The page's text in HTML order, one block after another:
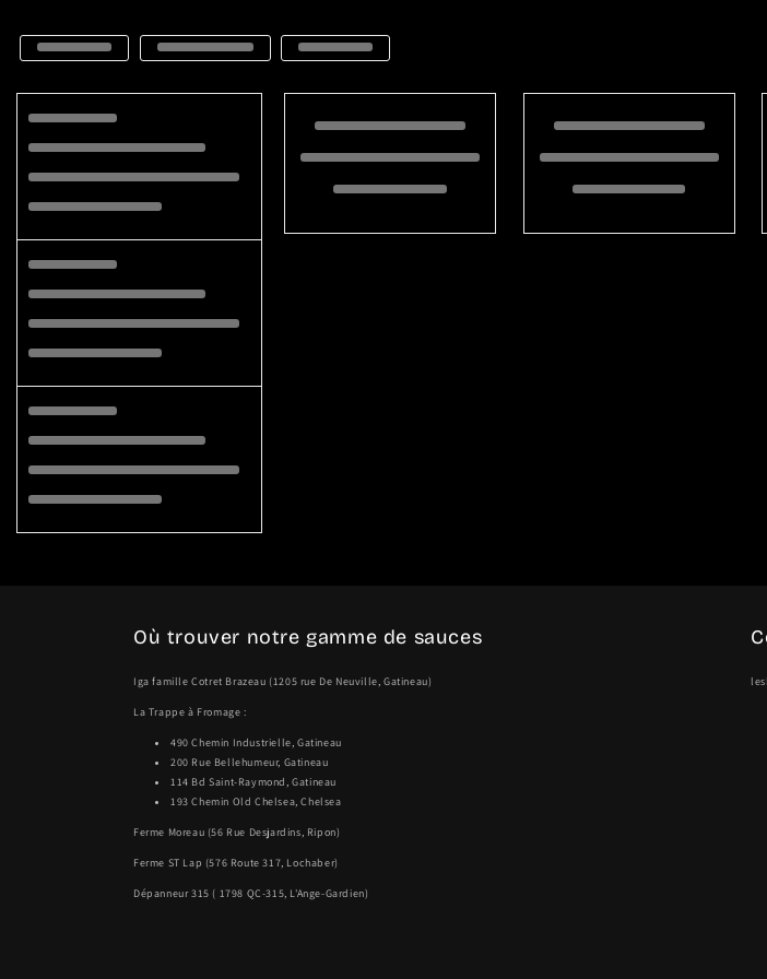
Où trouver notre gamme de sauces
Iga famille Cotret Brazeau (1205 rue De Neuville, Gatineau)
La Trappe à Fromage :
490 Chemin Industrielle, Gatineau
200 Rue Bellehumeur, Gatineau
114 Bd Saint-Raymond, Gatineau
193 Chemin Old Chelsea, Chelsea
Ferme Moreau (56 Rue Desjardins, Ripon)
Ferme ST Lap (576 Route 317, Lochaber)
Dépanneur 315 ( 1798 QC-315, L'Ange-Gardien)